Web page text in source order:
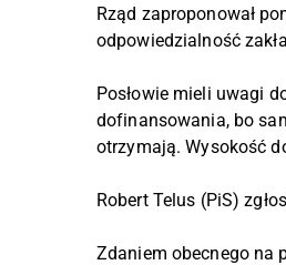
Rząd zaproponował
odpowiedzialność
Posłowie mieli uwagi
dofinansowania, bo
otrzymają. Wysokość
Robert Telus (PiS)
Zdaniem obecnego na